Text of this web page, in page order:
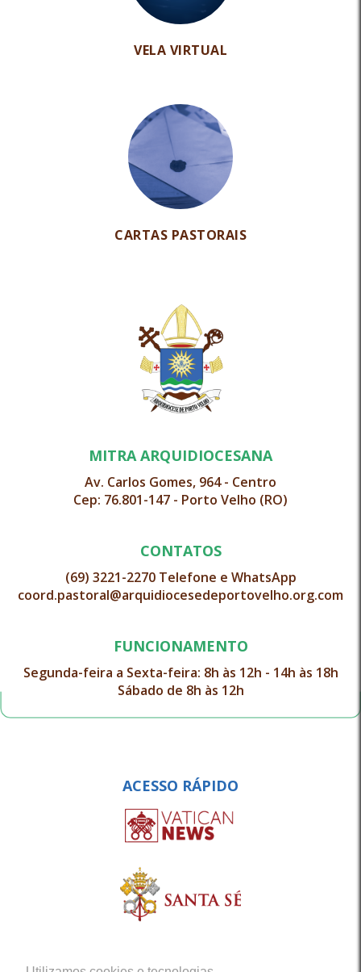
VELA VIRTUAL
CARTAS PASTORAIS
MITRA ARQUIDIOCESANA
Av. Carlos Gomes, 964 - Centro
Cep: 76.801-147 - Porto Velho (RO)
CONTATOS
(69) 3221-2270 Telefone e WhatsApp
coord.pastoral@arquidiocesedeportovelho.org.com
FUNCIONAMENTO
Segunda-feira a Sexta-feira: 8h às 12h - 14h às 18h
Sábado de 8h às 12h
ACESSO RÁPIDO